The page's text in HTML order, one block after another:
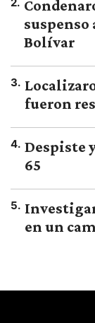
2.
suspenso
Bolívar
3.
fueron
4. Despiste
65
5.
en un